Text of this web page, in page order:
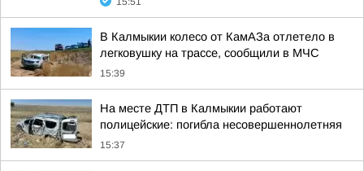
В Калмыкии колесо от КамАЗа отлетело в
легковушку на трассе, сообщили в МЧС
15:39
На месте ДТП в Калмыкии работают
полицейские: погибла несовершеннолетняя
15:37